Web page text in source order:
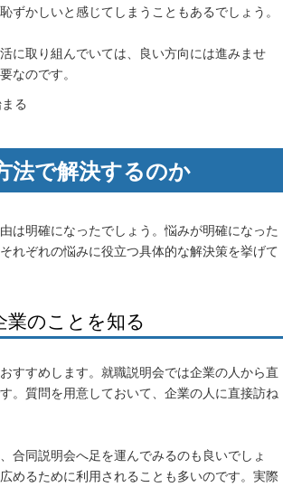
かしいと感じてしまうこともあるでしょう。
に取り組んでいては、良い方向には進みませ
なのです。
法で解決するのか
は明確になったでしょう。悩みが明確になった
れぞれの悩みに役立つ具体的な解決策を挙げて
のことを知る
すすめします。就職説明会では企業の人から直
。質問を用意しておいて、企業の人に直接訪ね
合同説明会へ足を運んでみるのも良いでしょ
めるために利用されることも多いのです。実際